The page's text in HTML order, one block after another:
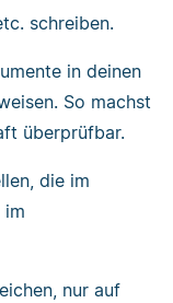
schreiben.
in deinen
So machst
überprüfbar.
die im
im
nur auf